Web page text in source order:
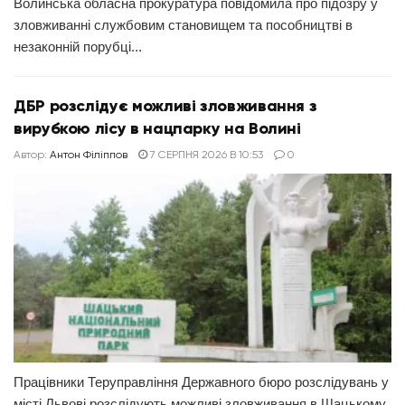
Волинська обласна прокуратура повідомила про підозру у
зловживанні службовим становищем та пособництві в
незаконній порубці...
ДБР розслідує можливі зловживання з
вирубкою лісу в нацпарку на Волині
Автор: Антон Філіппов 7 СЕРПНЯ 2026 В 10:53 0
Працівники Теруправління Державного бюро розслідувань у